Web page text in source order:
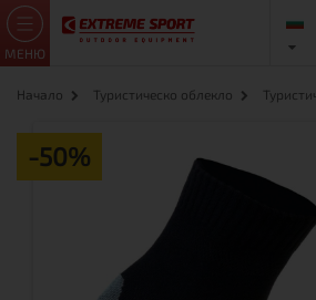
МЕНЮ
Начало Туристическо облекло
-50%